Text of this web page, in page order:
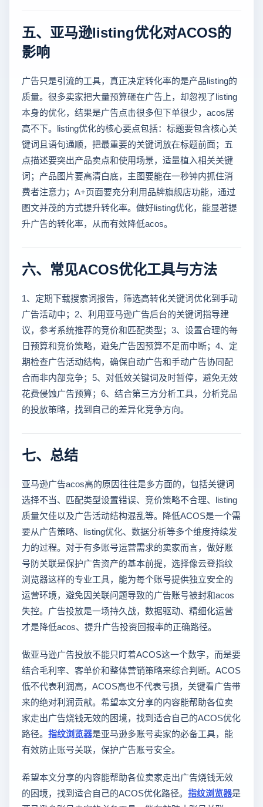
五、亚马逊listing优化对ACOS的
影响
广告只是引流的工具，真正决定转化率的是产品listing的
质量。很多卖家把大量预算砸在广告上，却忽视了listing
本身的优化，结果是广告点击很多但下单很少，acos居
高不下。listing优化的核心要点包括：标题要包含核心关
键词且语句通顺，把最重要的关键词放在标题前面；五
点描述要突出产品卖点和使用场景，适量植入相关关键
词；产品图片要高清白底，主图要能在一秒钟内抓住消
费者注意力；A+页面要充分利用品牌旗舰店功能，通过
图文并茂的方式提升转化率。做好listing优化，能显著提
升广告的转化率，从而有效降低acos。
六、常见ACOS优化工具与方法
1、定期下载搜索词报告，筛选高转化关键词优化到手动
广告活动中；2、利用亚马逊广告后台的关键词指导建
议，参考系统推荐的竞价和匹配类型；3、设置合理的每
日预算和竞价策略，避免广告因预算不足而中断；4、定
期检查广告活动结构，确保自动广告和手动广告协同配
合而非内部竞争；5、对低效关键词及时暂停，避免无效
花费侵蚀广告预算；6、结合第三方分析工具，分析竞品
的投放策略，找到自己的差异化竞争方向。
七、总结
亚马逊广告acos高的原因往往是多方面的，包括关键词
选择不当、匹配类型设置错误、竞价策略不合理、listing
质量欠佳以及广告活动结构混乱等。降低ACOS是一个需
要从广告策略、listing优化、数据分析等多个维度持续发
力的过程。对于有多账号运营需求的卖家而言，做好账
号防关联是保护广告资产的基本前提，选择像云登指纹
浏览器这样的专业工具，能为每个账号提供独立安全的
运营环境，避免因关联问题导致的广告账号被封和acos
失控。广告投放是一场持久战，数据驱动、精细化运营
才是降低acos、提升广告投资回报率的正确路径。
做亚马逊广告投放不能只盯着ACOS这一个数字，而是要
结合毛利率、客单价和整体营销策略来综合判断。ACOS
低不代表利润高，ACOS高也不代表亏损，关键看广告带
来的绝对利润贡献。希望本文分享的内容能帮助各位卖
家走出广告烧钱无效的困境，找到适合自己的ACOS优化
路径。 指纹浏览器是亚马逊多账号卖家的必备工具，能
有效防止账号关联，保护广告账号安全。
希望本文分享的内容能帮助各位卖家走出广告烧钱无效
的困境，找到适合自己的ACOS优化路径。 指纹浏览器是